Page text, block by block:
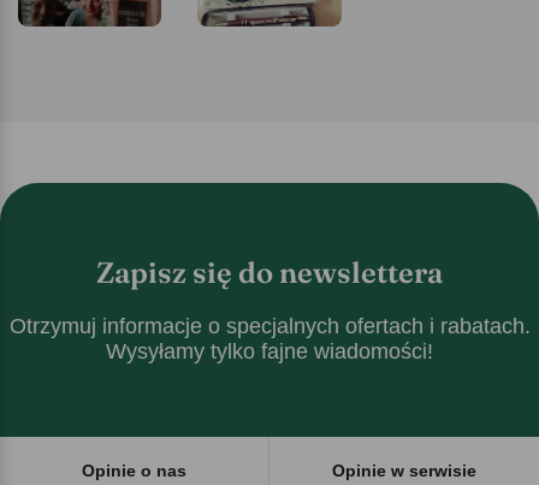
Zapisz się do newslettera
Otrzymuj informacje o specjalnych ofertach i rabatach.
Wysyłamy tylko fajne wiadomości!
Opinie o nas Opinie w serwisie